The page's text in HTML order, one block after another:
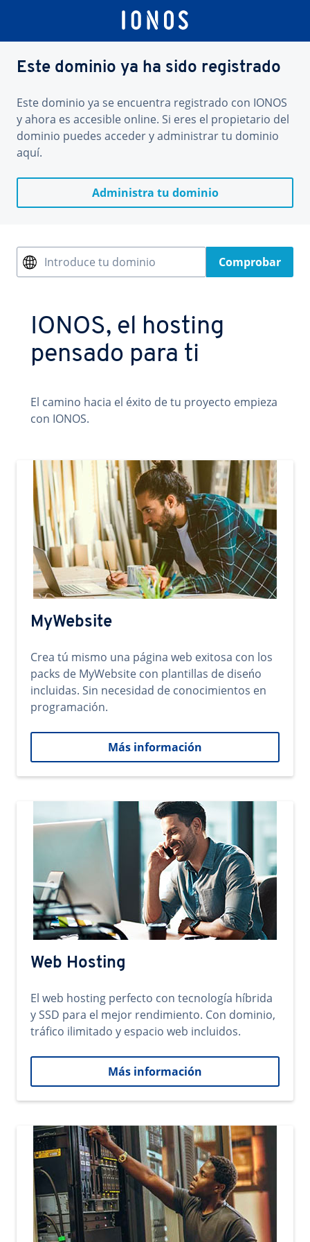
Este dominio ya ha sido registrado
Este dominio ya se encuentra registrado con IONOS
y ahora es accesible online. Si eres el propietario del
dominio puedes acceder y administrar tu dominio
aquí.
Administra tu dominio
Introduce tu dominio Comprobar
IONOS, el hosting
pensado para ti
El camino hacia el éxito de tu proyecto empieza
con IONOS.
MyWebsite
Crea tú mismo una página web exitosa con los
packs de MyWebsite con plantillas de diseńo
incluidas. Sin necesidad de conocimientos en
programación.
Más información
Web Hosting
El web hosting perfecto con tecnología híbrida
y SSD para el mejor rendimiento. Con dominio,
tráfico ilimitado y espacio web incluidos.
Más información